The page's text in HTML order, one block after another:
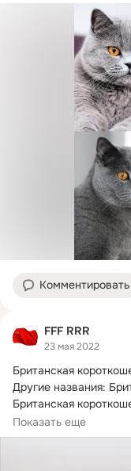
Комментировать
FFF RRR
23 мая 2022
Британская
Другие названия:
Британская
компаньоном...
Показать еще